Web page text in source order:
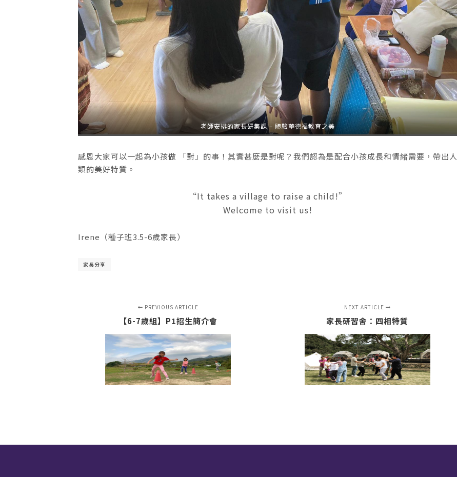
老師安排的家長研集課 – 體驗華德福教育之美
感恩大家可以一起為小孩做 「對」的事！其實甚麼是對呢？我們認為是配合小孩成長和情緒需要，帶出人
類的美好特質。
“It takes a village to raise a child!”
Welcome to visit us!
Irene（種子班3.5-6歲家長）
家長分享
PREVIOUS ARTICLE
【6-7歲組】P1招生簡介會
NEXT ARTICLE
家長研習舍：四相特質